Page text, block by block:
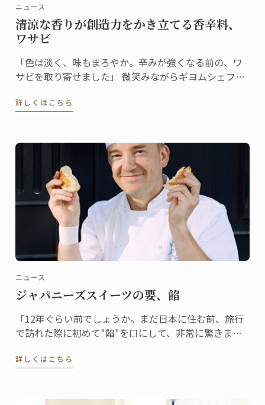
ニュース
清涼な香りが創造力をかき立てる香辛料、
ワサビ
「色は淡く、味もまろやか。辛みが強くなる前の、ワ
サビを取り寄せました」 微笑みながらギヨムシェフが
る立派なサイズだ。
詳しくはこちら
ニュース
ジャパニーズスイーツの要、餡
「12年ぐらい前でしょうか。まだ日本に住む前、旅行
で訪れた際に初めて"餡"を口にして、非常に驚きまし
ずしませんから。食感も不思議でした」
詳しくはこちら